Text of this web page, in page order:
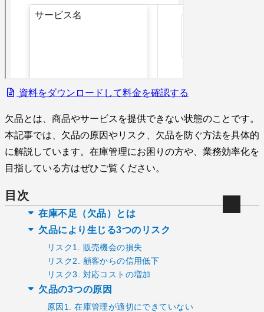
資料をダウンロードして料金を確認する
欠品とは、商品やサービスを提供できない状態のことです。
本記事では、欠品の原因やリスク、欠品を防ぐ方法を具体的
に解説しています。在庫管理にお困りの方や、業務効率化を
目指している方はぜひご覧ください。
目次
在庫不足（欠品）とは
欠品により生じる3つのリスク
リスク1. 販売機会の損失
リスク2. 顧客からの信用低下
リスク3. 対応コストの増加
欠品の3つの原因
原因1. 在庫管理が適切にできていない